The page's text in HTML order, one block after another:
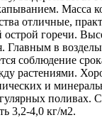
Масса
отличные,
острой горечи.
Главным в
соблюдение
растениями.
и
поливах.
3,2-4,0 кг/м2.